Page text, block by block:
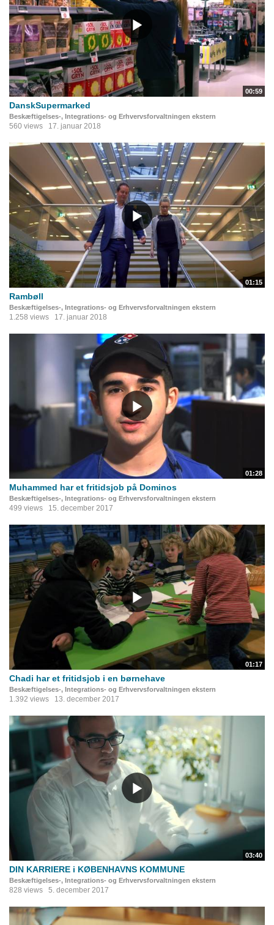
00:59
DanskSupermarked
Beskæftigelses-, Integrations- og Erhvervsforvaltningen ekstern
560 views 17. januar 2018
01:15
Rambøll
Beskæftigelses-, Integrations- og Erhvervsforvaltningen ekstern
1.258 views 17. januar 2018
01:28
Muhammed har et fritidsjob på Dominos
Beskæftigelses-, Integrations- og Erhvervsforvaltningen ekstern
499 views 15. december 2017
01:17
Chadi har et fritidsjob i en børnehave
Beskæftigelses-, Integrations- og Erhvervsforvaltningen ekstern
1.392 views 13. december 2017
03:40
DIN KARRIERE i KØBENHAVNS KOMMUNE
Beskæftigelses-, Integrations- og Erhvervsforvaltningen ekstern
828 views 5. december 2017